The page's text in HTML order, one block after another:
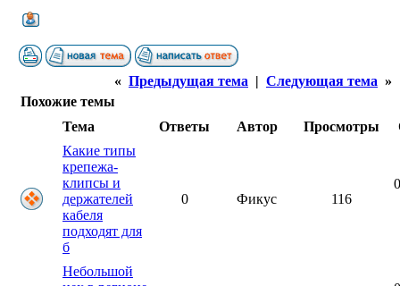
« Предыдущая тема | Следующая тема »
Похожие темы
Тема
Ответы Автор Просмотры
Какие типы
крепежа-
клипсы и
держателей
кабеля
подходят для
б
0 Фикус 116
Небольшой